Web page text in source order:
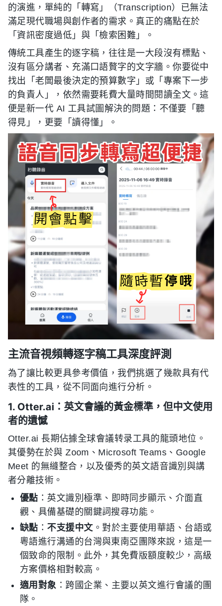
的演進，單純的「轉寫」（Transcription）已無法
滿足現代職場與創作者的需求。真正的痛點在於
「資訊密度過低」與「檢索困難」。
傳統工具產生的逐字稿，往往是一大段沒有標點、
沒有區分講者、充滿口語贅字的文字牆。你要從中
找出「老闆最後決定的預算數字」或「專案下一步
的負責人」，依然需要耗費大量時間閱讀全文。這
便是新一代 AI 工具試圖解決的問題：不僅要「聽
得見」，更要「讀得懂」。
主流音視頻轉逐字稿工具深度評測
為了讓比較更具參考價值，我們挑選了幾款具有代
表性的工具，從不同面向進行分析。
1. Otter.ai：英文會議的黃金標準，但中文使用
者的遺憾
Otter.ai 長期佔據全球會議转录工具的龍頭地位。
其優勢在於與 Zoom、Microsoft Teams、Google
Meet 的無縫整合，以及優秀的英文語音識別與講
者分離技術。
優點 ：英文識別極準、即時同步顯示、介面直
觀、具備基礎的關鍵詞搜尋功能。
缺點 ：不支援中文。對於主要使用華語、台語或
粵語進行溝通的台灣與東南亞團隊來說，這是一
個致命的限制。此外，其免費版額度較少，高級
方案價格相對較高。
適用對象 ：跨國企業、主要以英文進行會議的團
隊。